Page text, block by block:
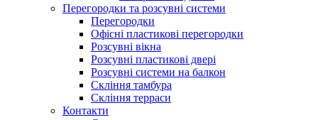
Перегородки та розсувні системи
Перегородки
Офісні пластикові перегородки
Розсувні вікна
Розсувні пластикові двері
Розсувні системи на балкон
Скління тамбура
Скління терраси
Контакти